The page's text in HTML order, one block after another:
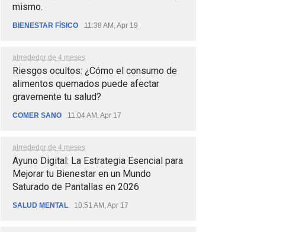
mismo.
BIENESTAR FÍSICO 11:38 AM, Apr 19
alrrededor de 4 meses
Riesgos ocultos: ¿Cómo el consumo de
alimentos quemados puede afectar
gravemente tu salud?
COMER SANO 11:04 AM, Apr 17
alrrededor de 4 meses
Ayuno Digital: La Estrategia Esencial para
Mejorar tu Bienestar en un Mundo
Saturado de Pantallas en 2026
SALUD MENTAL 10:51 AM, Apr 17